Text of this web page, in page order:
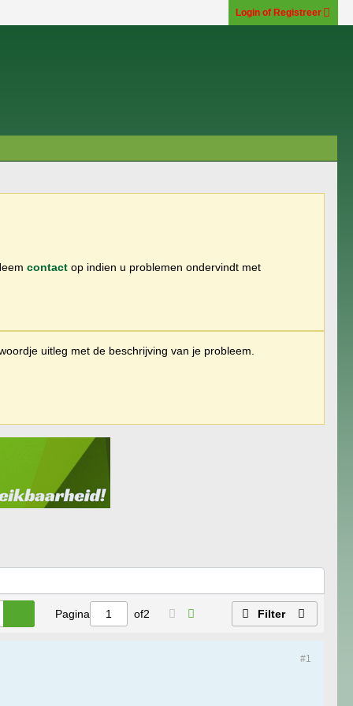
Login of Registreer
contact op indien u problemen ondervindt met
uitleg met de beschrijving van je probleem.
Pagina of2 Filter
#1